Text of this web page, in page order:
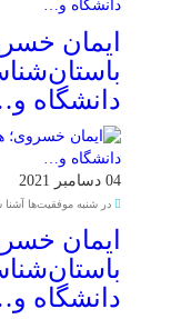
ایمان
دانشگاه
04 دسامبر 2021
در شنبه موفقیت‌ها آشنا
ایمان
دانشگاه